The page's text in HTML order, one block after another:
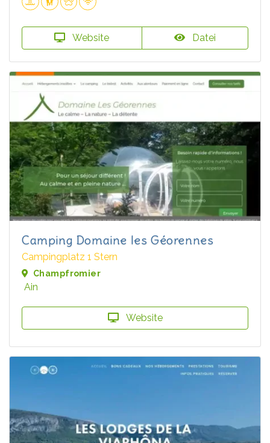
Website Datei
Camping Domaine les Géorennes
Campingplatz 1 Stern
Champfromier
Ain
Website